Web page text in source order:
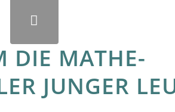
DIE MATHE-
JUNGER